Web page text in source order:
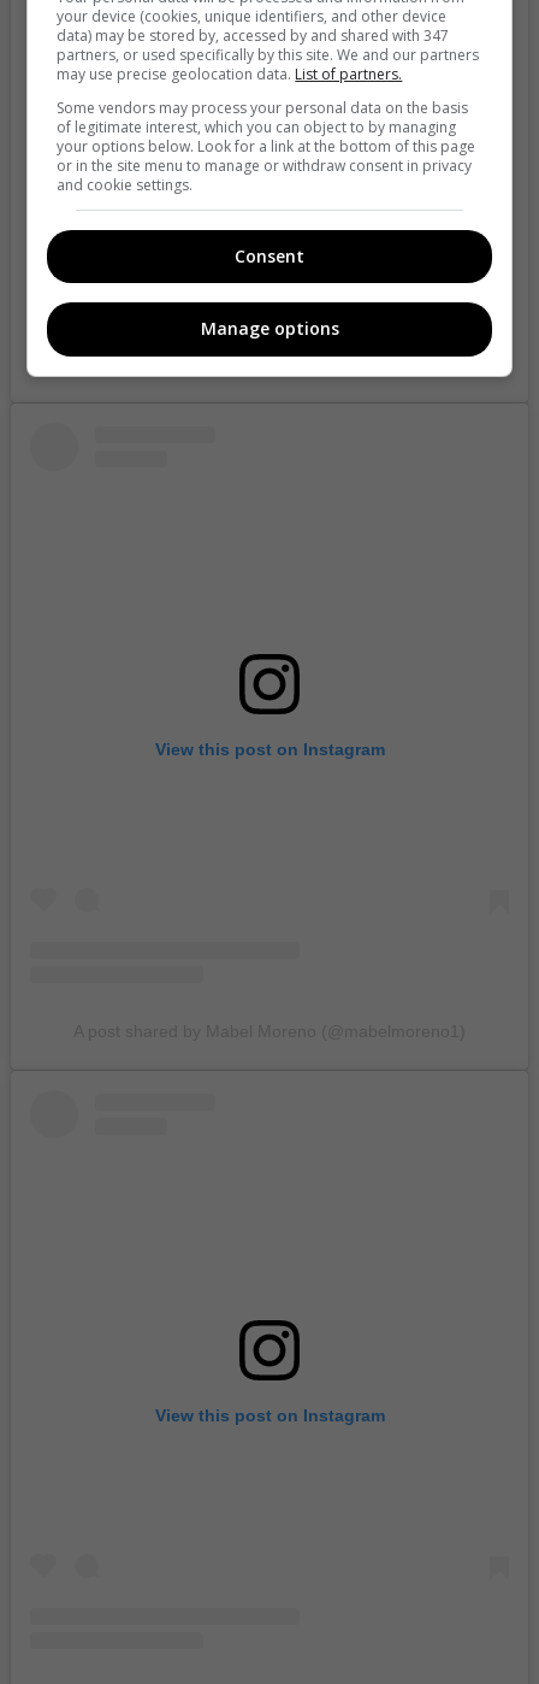
View this post on Instagram
View this post on Instagram
View this post on Instagram
your device (cookies, unique identifiers, and other device
data) may be stored by, accessed by and shared with 347
partners, or used specifically by this site. We and our partners
may use precise geolocation data. List of partners.
Some vendors may process your personal data on the basis
of legitimate interest, which you can object to by managing
your options below. Look for a link at the bottom of this page
or in the site menu to manage or withdraw consent in privacy
and cookie settings.
Consent
Manage options